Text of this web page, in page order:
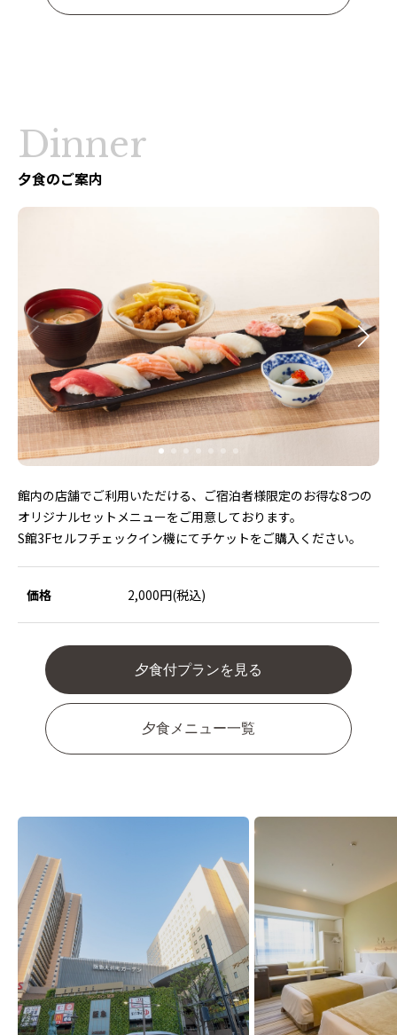
Dinner
夕食のご案内
館内の店舗でご利用いただける、ご宿泊者様限定のお得な8つの
オリジナルセットメニューをご用意しております。
S館3Fセルフチェックイン機にてチケットをご購入ください。
価格 2,000円(税込)
夕食付プランを見る
夕食メニュー一覧